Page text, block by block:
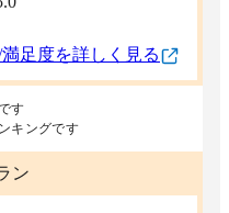
足度を詳しく見る
す
キングです
ン